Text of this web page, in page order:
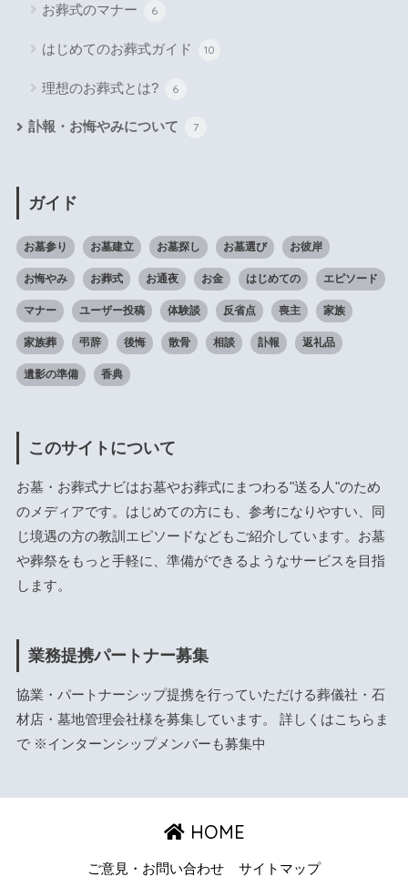
お葬式のマナー 6
はじめてのお葬式ガイド 10
理想のお葬式とは? 6
訃報・お悔やみについて 7
ガイド
お墓参り お墓建立 お墓探し お墓選び お彼岸
お悔やみ お葬式 お通夜 お金 はじめての エピソード
マナー ユーザー投稿 体験談 反省点 喪主 家族
家族葬 弔辞 後悔 散骨 相談 訃報 返礼品
遺影の準備 香典
このサイトについて
お墓・お葬式ナビはお墓やお葬式にまつわる"送る人"のため
のメディアです。はじめての方にも、参考になりやすい、同
じ境遇の方の教訓エピソードなどもご紹介しています。お墓
や葬祭をもっと手軽に、準備ができるようなサービスを目指
します。
業務提携パートナー募集
協業・パートナーシップ提携を行っていただける葬儀社・石
材店・墓地管理会社様を募集しています。 詳しくはこちら ま
で ※インターンシップメンバーも募集中
HOME
ご意見・お問い合わせ
サイトマップ